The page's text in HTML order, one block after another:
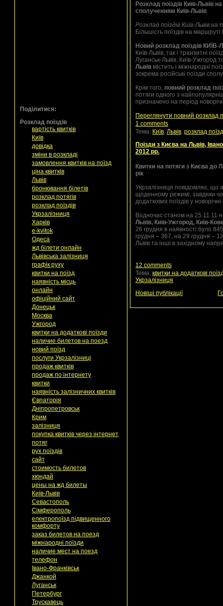
Поділитися:
Розклад поїздів
вартість квитків
Київ
довідка
зміни в розкладі
замовлення квитків на поїзд
ціна квитків
Львів
бронювання білетів
розклад потягів
розклад поїздів
Укрзалізниця
Харків
e-kvitok
Одеса
жд білети онлайн
Львівська залізниця
графік руху
квитки на поїзд
наявність місць
онлайн
офіційний сайт
Донецьк
Москва
Ужгород
квитки на додаткові поїзди
наличие билетов на поезд
новий поїзд
послуги Укрзалізниці
продаж квитків
продаж по інтернету
квитки
наявність залізничних квитків
Євпаторія
Дніпропетровськ
Крим
залізниця
покупка квитків через інтернет
потяг
рух поїздів
сайт
стоимость билетов
хюндай
цены на жд билеты
Київ-Львів
Севастополь
Сімферополь
електропоїзд підвищенного
комфорту
заказ билетов на поезд
міжнародні поїзди
наличие мест на поезд
телефон
Івано-Франківськ
Джанкой
Луганськ
Петербург
Трускавець
Розклад поїздів Київ-Львів
сполученням Київ-Львів
Розклад поїздів Київ-Львів на
Більшість поїздів на
Новий розклад поїздів КИЇВ-
Київ-Львів, так і транзитні
Луганськ-Львів, Київ-
Львів містить і міжнародні
зокрема російські поїзди
Крім того, повний розклад
потяги одного з
призначено на період
Переглянути повний розклад
1 comments
Тема: Київ, Львів, розклад
Поїзди з Києва на Львів,
2012 рр.
Квитки на потяги з Києва до
рік
Укрзалізниця повідомляє, що
щоденному режимі, завдяки
додаткових поїздів у
Водночас станом на 25.11.11
Львів, Київ-Ужгород, Київ-
26 грудня в наявності було
грудня – 367, на 29 грудня –
Львів та інші в західному
12 comments
Тема: квитки на додаткові
Укрзалізниця
Новіші публікації